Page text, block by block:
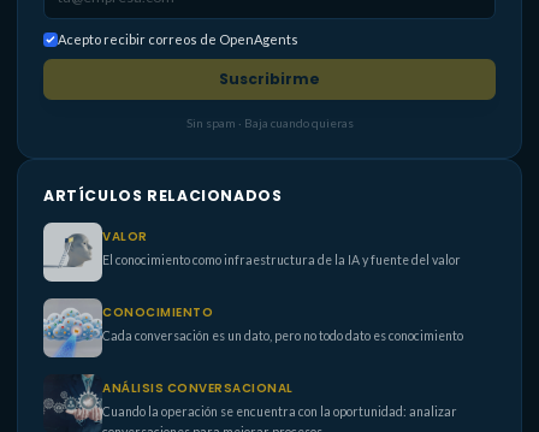
Acepto recibir correos de OpenAgents
Suscribirme
Sin spam · Baja cuando quieras
ARTÍCULOS RELACIONADOS
VALOR
El conocimiento como infraestructura de la IA y fuente del valor
CONOCIMIENTO
Cada conversación es un dato, pero no todo dato es conocimiento
ANÁLISIS CONVERSACIONAL
Cuando la operación se encuentra con la oportunidad: analizar